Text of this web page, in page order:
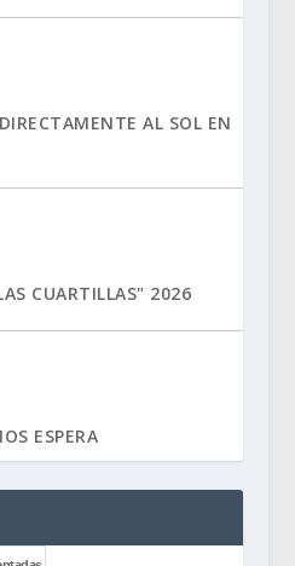
AL SOL EN
CUARTILLAS" 2026
ESPERA